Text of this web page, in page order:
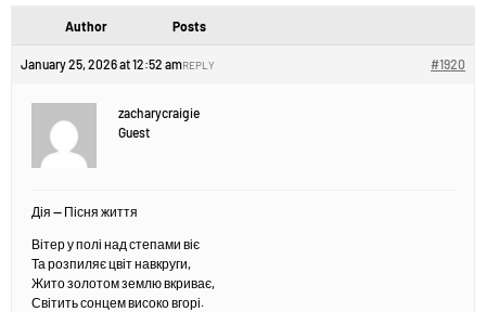
Author Posts
January 25, 2026 at 12:52 am #1920
REPLY
zacharycraigie
Guest
Дія — Пісня життя
Вітер у полі над степами віє
Та розпиляє цвіт навкруги,
Жито золотом землю вкриває,
Світить сонцем високо вгорі.